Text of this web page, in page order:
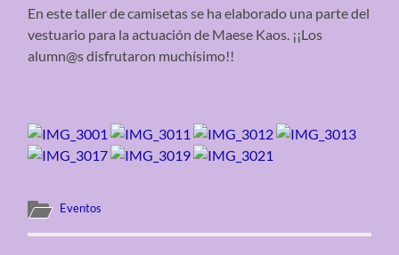
En este taller de camisetas se ha elaborado una parte del
vestuario para la actuación de Maese Kaos. ¡¡Los
alumn@s disfrutaron muchísimo!!
Eventos